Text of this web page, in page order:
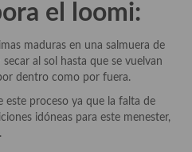
y cremas frías
el loomi:
maduras en una salmuera de
al sol hasta que se vuelvan
dentro como por fuera.
este proceso ya que la falta de
idóneas para este menester,